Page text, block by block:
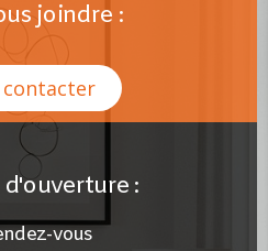
joindre :
contacter
:
vous